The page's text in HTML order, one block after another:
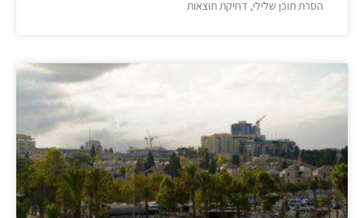
הסרת תוכן שלילי, דחיקת תוצאות